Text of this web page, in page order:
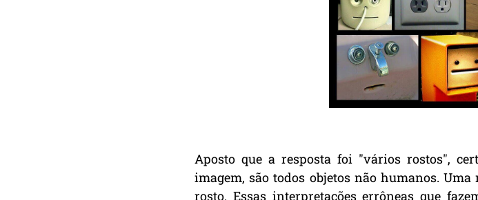
Aposto que a resposta foi "vários rostos",
imagem, são todos objetos não humanos.
rosto. Essas interpretações errôneas que